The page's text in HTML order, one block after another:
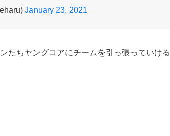
January 23, 2021
たちヤングコアにチームを引っ張っていける